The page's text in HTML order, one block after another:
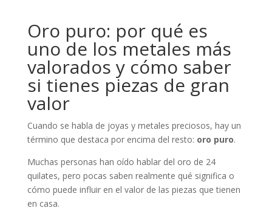
Oro puro: por qué es
uno de los metales más
valorados y cómo saber
si tienes piezas de gran
valor
Cuando se habla de joyas y metales preciosos, hay un
término que destaca por encima del resto: oro puro.
Muchas personas han oído hablar del oro de 24
quilates, pero pocas saben realmente qué significa o
cómo puede influir en el valor de las piezas que tienen
en casa.